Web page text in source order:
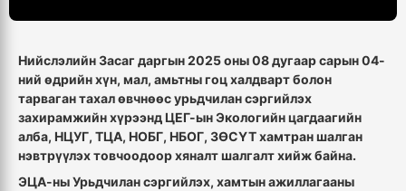
Нийслэлийн Засаг даргын 2025 оны 08 дугаар сарын 04-
ний өдрийн хүн, мал, амьтны гоц халдварт болон
тарваган тахал өвчнөөс урьдчилан сэргийлэх
захирамжийн хүрээнд ЦЕГ-ын Экологийн цагдаагийн
алба, НЦУГ, ТЦА, НОБГ, НБОГ, ЗӨСҮТ хамтран шалган
нэвтрүүлэх товчоодоор хяналт шалгалт хийж байна.
ЭЦА-ны Урьдчилан сэргийлэх, хамтын ажиллагааны